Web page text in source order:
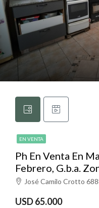
EN VENTA
Ph En Venta En
Febrero, G.b.a.
José Camilo Crotto
USD 65.000